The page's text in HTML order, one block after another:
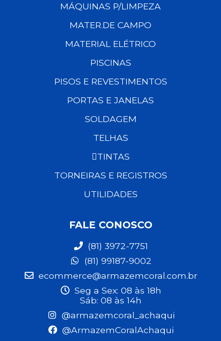
MÁQUINAS P/LIMPEZA
MATER.DE CAMPO
MATERIAL ELÉTRICO
PISCINAS
PISOS E REVESTIMENTOS
PORTAS E JANELAS
SOLDAGEM
TELHAS
TINTAS
TORNEIRAS E REGISTROS
UTILIDADES
FALE CONOSCO
(81) 3972-7751
(81) 99187-9002
ecommerce@armazemcoral.com.br
Seg a Sex: 08 às 18h
Sáb: 08 às 14h
@armazemcoral_achaqui
@ArmazemCoralAchaqui